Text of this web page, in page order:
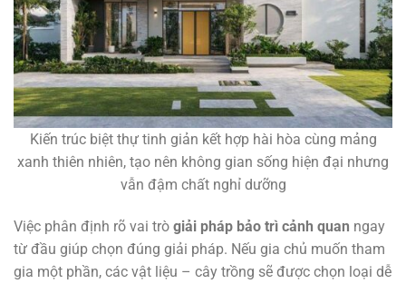
Kiến trúc biệt thự tinh giản kết hợp hài hòa cùng mảng
xanh thiên nhiên, tạo nên không gian sống hiện đại nhưng
vẫn đậm chất nghỉ dưỡng
Việc phân định rõ vai trò giải pháp bảo trì cảnh quan ngay
từ đầu giúp chọn đúng giải pháp. Nếu gia chủ muốn tham
gia một phần, các vật liệu – cây trồng sẽ được chọn loại dễ